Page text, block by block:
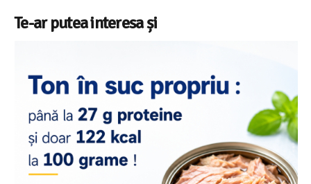
Te-ar putea interesa și